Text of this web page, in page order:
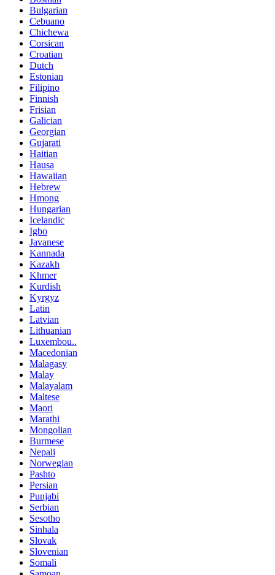
Bulgarian
Cebuano
Chichewa
Corsican
Croatian
Dutch
Estonian
Filipino
Finnish
Frisian
Galician
Georgian
Gujarati
Haitian
Hausa
Hawaiian
Hebrew
Hmong
Hungarian
Icelandic
Igbo
Javanese
Kannada
Kazakh
Khmer
Kurdish
Kyrgyz
Latin
Latvian
Lithuanian
Luxembou..
Macedonian
Malagasy
Malay
Malayalam
Maltese
Maori
Marathi
Mongolian
Burmese
Nepali
Norwegian
Pashto
Persian
Punjabi
Serbian
Sesotho
Sinhala
Slovak
Slovenian
Somali